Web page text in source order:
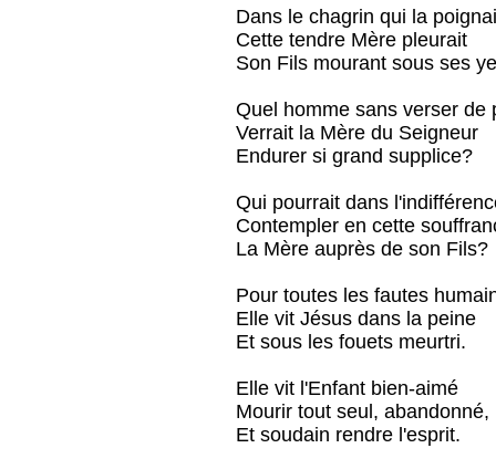
Dans le chagrin qui la
Cette tendre Mère pleurait
Son Fils mourant sous ses
Quel homme sans verser de
Verrait la Mère du Seigneur
Endurer si grand supplice?
Qui pourrait dans
Contempler en cette
La Mère auprès de son Fils?
Pour toutes les fautes
Elle vit Jésus dans la peine
Et sous les fouets meurtri.
Elle vit l'Enfant bien-aimé
Mourir tout seul, abandonné,
Et soudain rendre l'esprit.